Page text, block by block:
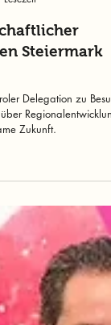
Steiermark
Delegation zu
Zukunft.